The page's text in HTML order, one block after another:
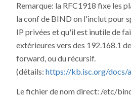
Remarque: la RFC1918 fixe les
la conf de BIND on l'inclut pour
IP privées et qu'il est inutile de
extérieures vers des 192.168.1
forward, ou du récursif.
(détails: https://kb.isc.org/docs/
Le fichier de nom direct: /etc/